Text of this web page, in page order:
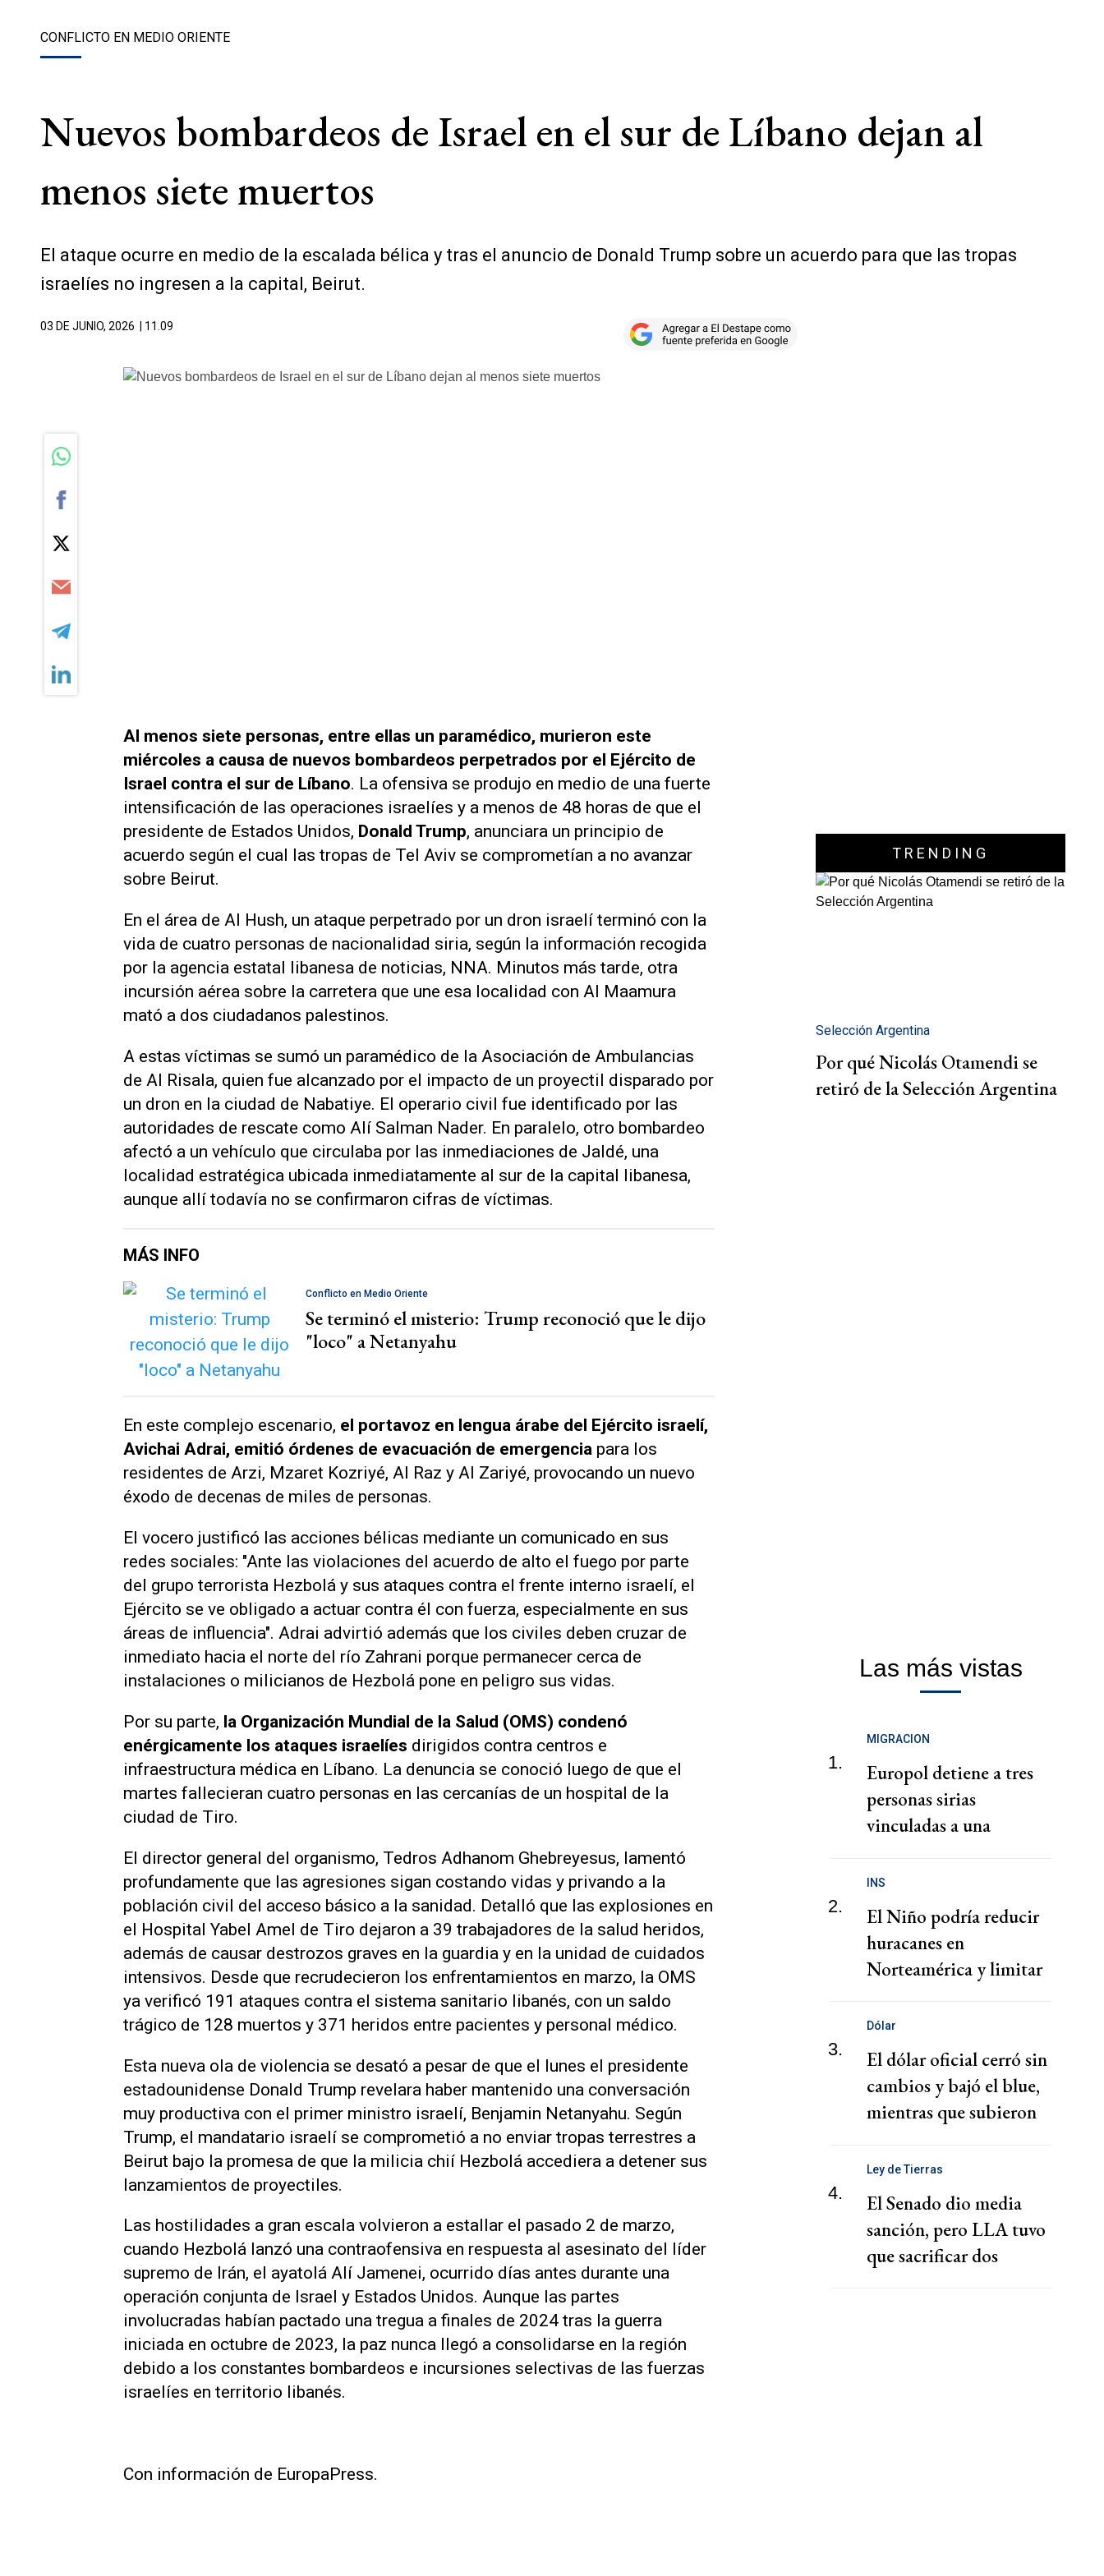
CONFLICTO EN MEDIO ORIENTE
Nuevos bombardeos de Israel en el sur de Líbano dejan al
menos siete muertos
El ataque ocurre en medio de la escalada bélica y tras el anuncio de Donald Trump sobre un acuerdo para que las tropas
israelíes no ingresen a la capital, Beirut.
03 DE JUNIO, 2026 | 11.09
Al menos siete personas, entre ellas un paramédico, murieron este
miércoles a causa de nuevos bombardeos perpetrados por el Ejército de
Israel contra el sur de Líbano. La ofensiva se produjo en medio de una fuerte
intensificación de las operaciones israelíes y a menos de 48 horas de que el
presidente de Estados Unidos, Donald Trump, anunciara un principio de
acuerdo según el cual las tropas de Tel Aviv se comprometían a no avanzar
sobre Beirut.
En el área de Al Hush, un ataque perpetrado por un dron israelí terminó con la
vida de cuatro personas de nacionalidad siria, según la información recogida
por la agencia estatal libanesa de noticias, NNA. Minutos más tarde, otra
incursión aérea sobre la carretera que une esa localidad con Al Maamura
mató a dos ciudadanos palestinos.
A estas víctimas se sumó un paramédico de la Asociación de Ambulancias
de Al Risala, quien fue alcanzado por el impacto de un proyectil disparado por
un dron en la ciudad de Nabatiye. El operario civil fue identificado por las
autoridades de rescate como Alí Salman Nader. En paralelo, otro bombardeo
afectó a un vehículo que circulaba por las inmediaciones de Jaldé, una
localidad estratégica ubicada inmediatamente al sur de la capital libanesa,
aunque allí todavía no se confirmaron cifras de víctimas.
MÁS INFO
Conflicto en Medio Oriente
Se terminó el misterio: Trump reconoció que le dijo
"loco" a Netanyahu
En este complejo escenario, el portavoz en lengua árabe del Ejército israelí,
Avichai Adrai, emitió órdenes de evacuación de emergencia para los
residentes de Arzi, Mzaret Kozriyé, Al Raz y Al Zariyé, provocando un nuevo
éxodo de decenas de miles de personas.
El vocero justificó las acciones bélicas mediante un comunicado en sus
redes sociales: "Ante las violaciones del acuerdo de alto el fuego por parte
del grupo terrorista Hezbolá y sus ataques contra el frente interno israelí, el
Ejército se ve obligado a actuar contra él con fuerza, especialmente en sus
áreas de influencia". Adrai advirtió además que los civiles deben cruzar de
inmediato hacia el norte del río Zahrani porque permanecer cerca de
instalaciones o milicianos de Hezbolá pone en peligro sus vidas.
Por su parte, la Organización Mundial de la Salud (OMS) condenó
enérgicamente los ataques israelíes dirigidos contra centros e
infraestructura médica en Líbano. La denuncia se conoció luego de que el
martes fallecieran cuatro personas en las cercanías de un hospital de la
ciudad de Tiro.
El director general del organismo, Tedros Adhanom Ghebreyesus, lamentó
profundamente que las agresiones sigan costando vidas y privando a la
población civil del acceso básico a la sanidad. Detalló que las explosiones en
el Hospital Yabel Amel de Tiro dejaron a 39 trabajadores de la salud heridos,
además de causar destrozos graves en la guardia y en la unidad de cuidados
intensivos. Desde que recrudecieron los enfrentamientos en marzo, la OMS
ya verificó 191 ataques contra el sistema sanitario libanés, con un saldo
trágico de 128 muertos y 371 heridos entre pacientes y personal médico.
Esta nueva ola de violencia se desató a pesar de que el lunes el presidente
estadounidense Donald Trump revelara haber mantenido una conversación
muy productiva con el primer ministro israelí, Benjamin Netanyahu. Según
Trump, el mandatario israelí se comprometió a no enviar tropas terrestres a
Beirut bajo la promesa de que la milicia chií Hezbolá accediera a detener sus
lanzamientos de proyectiles.
Las hostilidades a gran escala volvieron a estallar el pasado 2 de marzo,
cuando Hezbolá lanzó una contraofensiva en respuesta al asesinato del líder
supremo de Irán, el ayatolá Alí Jamenei, ocurrido días antes durante una
operación conjunta de Israel y Estados Unidos. Aunque las partes
involucradas habían pactado una tregua a finales de 2024 tras la guerra
iniciada en octubre de 2023, la paz nunca llegó a consolidarse en la región
debido a los constantes bombardeos e incursiones selectivas de las fuerzas
israelíes en territorio libanés.
Con información de EuropaPress.
TRENDING
Selección Argentina
Por qué Nicolás Otamendi se
retiró de la Selección Argentina
Las más vistas
1.
MIGRACION
Europol detiene a tres
personas sirias
vinculadas a una
de migrantes
2.
INS
El Niño podría reducir
huracanes en
Norteamérica y limitar
Zurich
3.
Dólar
El dólar oficial cerró sin
cambios y bajó el blue,
mientras que subieron
4.
Ley de Tierras
El Senado dio media
sanción, pero LLA tuvo
que sacrificar dos